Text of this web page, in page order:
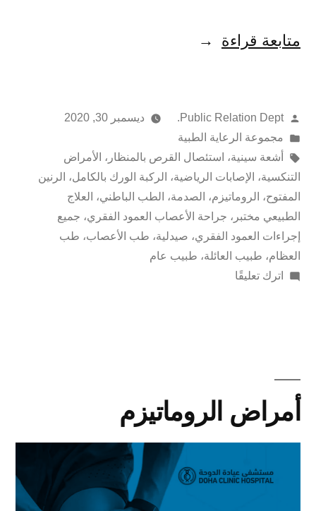
متابعة قراءة
Public Relation Dept.
ديسمبر 30, 2020
مجموعة الرعاية الطبية
أشعة سينية، استئصال القرص بالمنظار ، الأمراض
التنكسية، الإصابات الرياضية، الركبة الورك بالكامل، الرنين
المفتوح، الروماتيزم، الصدمة، الطب الباطني، العلاج
الطبيعي مختبر ، جراحة الأعصاب العمود الفقري، جميع
إجراءات العمود الفقري، صيدلية، طب الأعصاب، طب
العظام، طبيب العائلة، طبيب عام
اترك تعليقًا
أمراض الروماتيزم